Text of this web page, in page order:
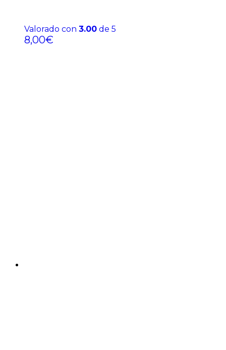
Valorado con 3.00 de 5
8,00€